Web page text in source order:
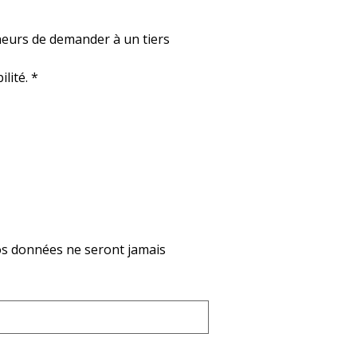
de demander à un tiers
*
données ne seront jamais